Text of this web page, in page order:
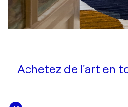
Achetez de l'art en